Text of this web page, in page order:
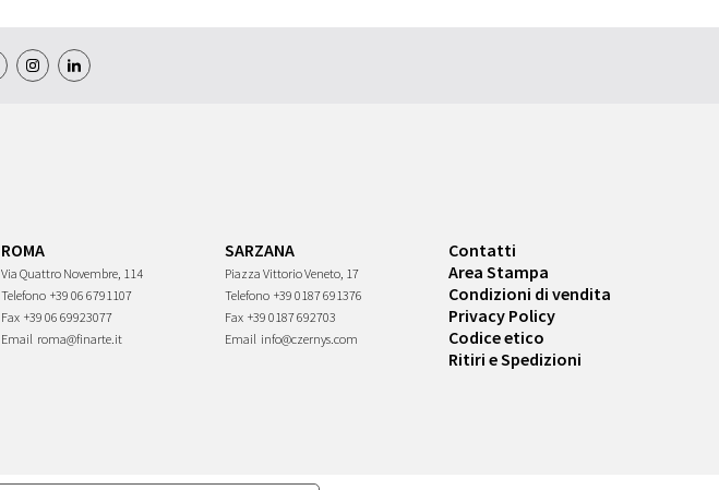
ROMA
Via Quattro Novembre, 114
Telefono +39 06 6791107
Fax +39 06 69923077
Email roma@finarte.it
SARZANA
Piazza Vittorio Veneto, 17
Telefono +39 0187 691376
Fax +39 0187 692703
Email info@czernys.com
Contatti
Area Stampa
Condizioni di vendita
Privacy Policy
Codice etico
Ritiri e Spedizioni